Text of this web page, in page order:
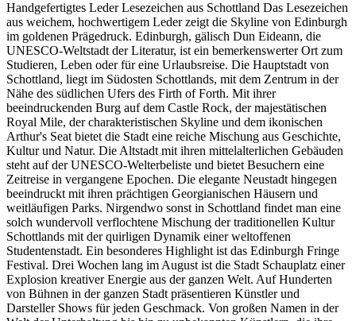
Handgefertigtes Leder Lesezeichen aus Schottland Das Lesezeichen
aus weichem, hochwertigem Leder zeigt die Skyline von Edinburgh
im goldenen Prägedruck. Edinburgh, gälisch Dun Eideann, die
UNESCO-Weltstadt der Literatur, ist ein bemerkenswerter Ort zum
Studieren, Leben oder für eine Urlaubsreise. Die Hauptstadt von
Schottland, liegt im Südosten Schottlands, mit dem Zentrum in der
Nähe des südlichen Ufers des Firth of Forth. Mit ihrer
beeindruckenden Burg auf dem Castle Rock, der majestätischen
Royal Mile, der charakteristischen Skyline und dem ikonischen
Arthur's Seat bietet die Stadt eine reiche Mischung aus Geschichte,
Kultur und Natur. Die Altstadt mit ihren mittelalterlichen Gebäuden
steht auf der UNESCO-Welterbeliste und bietet Besuchern eine
Zeitreise in vergangene Epochen. Die elegante Neustadt hingegen
beeindruckt mit ihren prächtigen Georgianischen Häusern und
weitläufigen Parks. Nirgendwo sonst in Schottland findet man eine
solch wundervoll verflochtene Mischung der traditionellen Kultur
Schottlands mit der quirligen Dynamik einer weltoffenen
Studentenstadt. Ein besonderes Highlight ist das Edinburgh Fringe
Festival. Drei Wochen lang im August ist die Stadt Schauplatz einer
Explosion kreativer Energie aus der ganzen Welt. Auf Hunderten
von Bühnen in der ganzen Stadt präsentieren Künstler und
Darsteller Shows für jeden Geschmack. Von großen Namen in der